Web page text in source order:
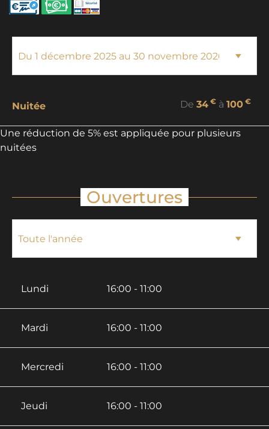
Nuitée De 34 € à 100 €
Une réduction de 5% est appliquée pour plusieurs
nuitées
Ouvertures
Lundi 16:00 - 11:00
Mardi 16:00 - 11:00
Mercredi 16:00 - 11:00
Jeudi 16:00 - 11:00